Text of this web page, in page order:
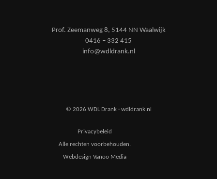
Prof. Zeemanweg 8, 5144 NN Waalwijk
0416 – 332 415
info@wdldrank.nl
© 2026 WDL Drank · wdldrank.nl
Privacybeleid
Alle rechten voorbehouden.
Webdesign Vanoo Media